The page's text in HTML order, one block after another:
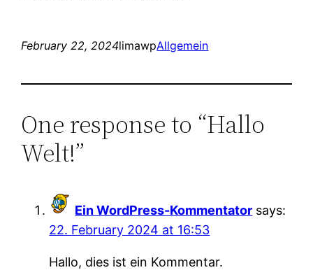
February 22, 2024limawpAllgemein
One response to “Hallo
Welt!”
Ein WordPress-Kommentator says:
22. February 2024 at 16:53
Hallo, dies ist ein Kommentar.